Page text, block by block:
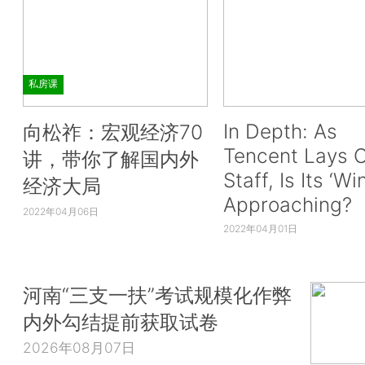
私房课
向松祚：宏观经济70
讲，带你了解国内外
经济大局
2022年04月06日
In Depth: As
Tencent Lays
Staff, Is Its
Approaching?
2022年04月01日
河南“三支一扶”考试规模化作弊
内外勾结提前获取试卷
2026年08月07日